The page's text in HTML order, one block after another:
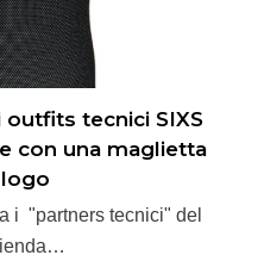
outfits tecnici SIXS
con una maglietta
i "partners tecnici" del